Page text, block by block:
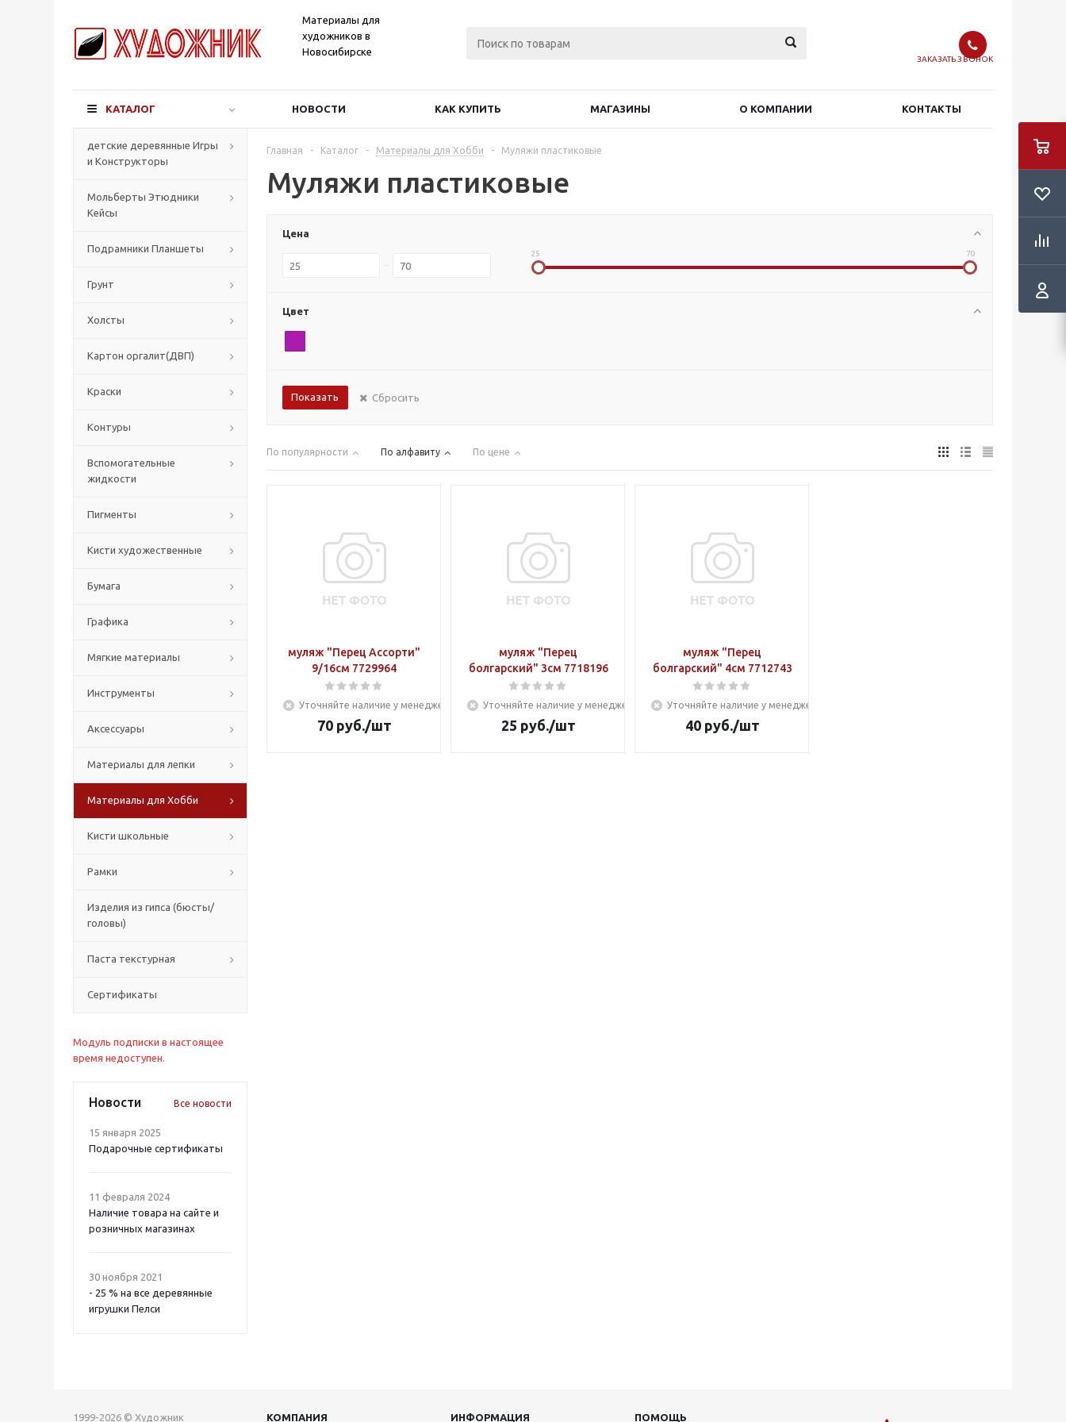
Материалы для
художников в
Новосибирске
ЗАКАЗАТЬ ЗВОНОК
КАТАЛОГ НОВОСТИ КАК КУПИТЬ МАГАЗИНЫ О КОМПАНИИ КОНТАКТЫ
детские деревянные Игры
и Конструкторы
Мольберты Этюдники
Кейсы
Подрамники Планшеты
Грунт
Холсты
Картон оргалит(ДВП)
Краски
Контуры
Вспомогательные
жидкости
Пигменты
Кисти художественные
Бумага
Графика
Мягкие материалы
Инструменты
Аксессуары
Материалы для лепки
Материалы для Хобби
Кисти школьные
Рамки
Изделия из гипса (бюсты/
головы)
Паста текстурная
Сертификаты
Модуль подписки в настоящее
время недоступен.
Новости Все новости
15 января 2025
Подарочные сертификаты
11 февраля 2024
Наличие товара на сайте и
розничных магазинах
30 ноября 2021
- 25 % на все деревянные
игрушки Пелси
Главная - Каталог - Материалы для Хобби - Муляжи пластиковые
Муляжи пластиковые
Цена
25 70
Цвет
Сбросить
По популярности По алфавиту По цене
муляж "Перец Ассорти"
9/16см 7729964
Уточняйте наличие у менеджера
70руб./шт
муляж "Перец
болгарский" 3см 7718196
Уточняйте наличие у менеджера
25 руб./шт
муляж "Перец
болгарский" 4см 7712743
Уточняйте наличие у менеджера
40руб./шт
1999-2026 © Художник КОМПАНИЯ ИНФОРМАЦИЯ ПОМОЩЬ